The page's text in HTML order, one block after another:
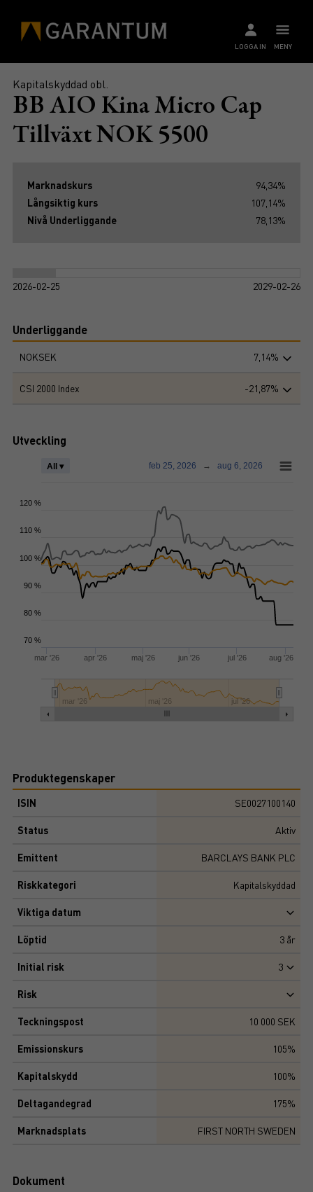
MENY
LOGGA IN
Kapitalskyddad obl.
BB AIO Kina Micro Cap
Tillväxt NOK 5500
Marknadskurs
94,34%
Långsiktig kurs
107,14%
Nivå Underliggande
78,13%
2026-02-25 2029-02-26
Underliggande
NOKSEK 7,14%
CSI 2000 Index -21,87%
Utveckling
mar '26 apr '26 maj '26 jun '26 jul '26 aug '26
mar '26 maj '26 jul '26
All ▾ feb 25, 2026 → aug 6, 2026
70 %
80 %
90 %
100 %
110 %
120 %
Produktegenskaper
ISIN SE0027100140
Status Aktiv
Emittent BARCLAYS BANK PLC
Riskkategori Kapitalskyddad
Viktiga datum
Löptid 3 år
Initial risk 3
Risk
Teckningspost 10 000 SEK
Emissionskurs 105%
Kapitalskydd 100%
Deltagandegrad 175%
Marknadsplats FIRST NORTH SWEDEN
Dokument